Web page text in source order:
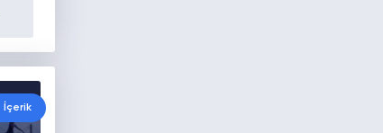
İçerik